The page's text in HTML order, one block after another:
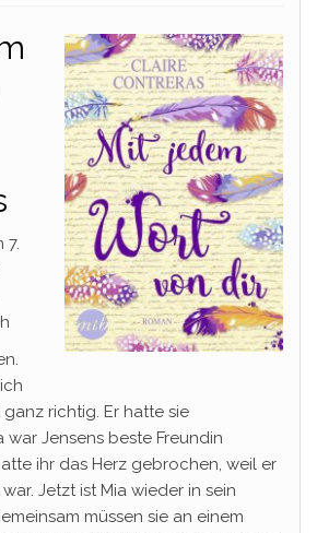
7.
richtig. Er hatte sie
Jensens beste Freundin
ihr das Herz gebrochen, weil er
Jetzt ist Mia wieder in sein
müssen sie an einem